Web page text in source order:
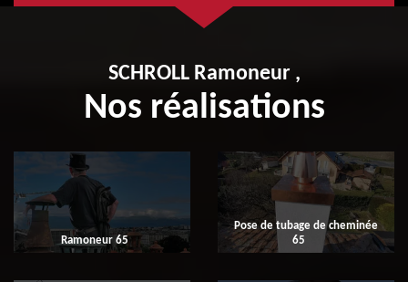
SCHROLL Ramoneur ,
Nos réalisations
Ramoneur 65
Pose de tubage de cheminée
65